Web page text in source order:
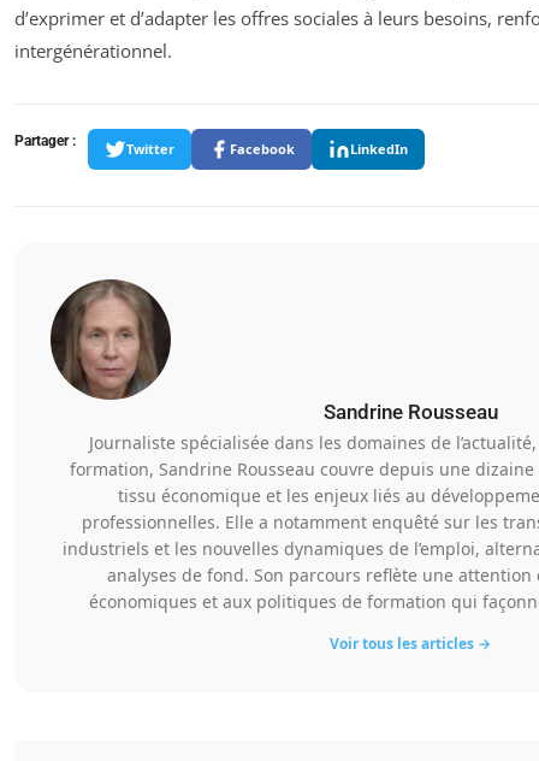
d’exprimer et d’adapter les offres sociales à leurs besoins,
intergénérationnel.
Partager : Twitter Facebook LinkedIn
Sandrine Rousseau
Journaliste spécialisée dans les domaines de
formation, Sandrine Rousseau couvre depuis une dizaine
tissu économique et les enjeux liés au
professionnelles. Elle a notamment enquêté sur les
industriels et les nouvelles dynamiques de l’emploi,
analyses de fond. Son parcours reflète une attention
économiques et aux politiques de formation qui
Voir tous les articles →